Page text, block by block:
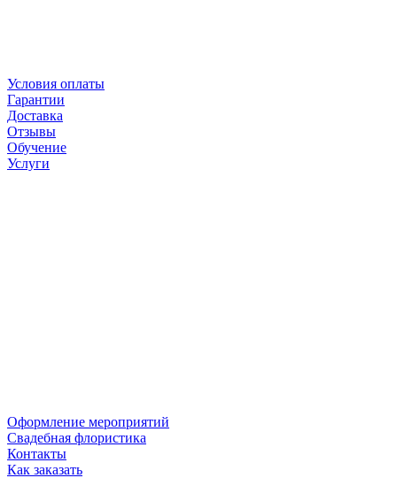
Условия оплаты
Гарантии
Доставка
Отзывы
Обучение
Услуги
Оформление мероприятий
Свадебная флористика
Контакты
Как заказать